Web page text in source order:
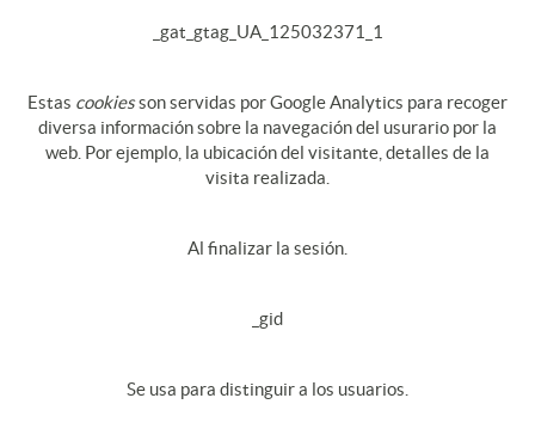
_gat_gtag_UA_125032371_1
Estas cookiesson servidas por Google Analytics para recoger
diversa información sobre la navegación del usurario por la
web. Por ejemplo, la ubicación del visitante, detalles de la
visita realizada.
Al finalizar la sesión.
_gid
Se usa para distinguir a los usuarios.